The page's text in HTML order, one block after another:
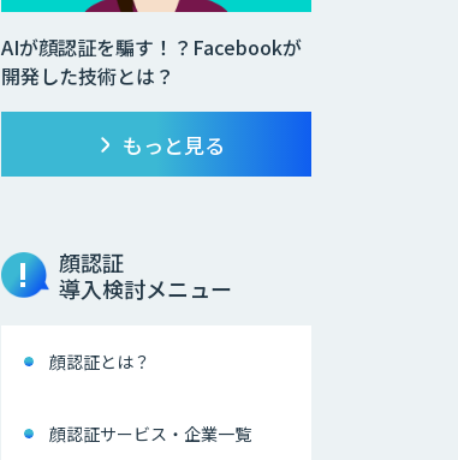
画像AIを用いた顔認証や
人の動きなどの情報や各
種センサーによるIoTデ
ータを簡単に統合活用
Gravio Standard （標準
Gravio Enterprise Base
Edition（標準価格：年
額 800,000円）
Edition Gold（標準価
格：年額 1,200,000円）
Edition Platinum（標準
価格：年額 1,600,000
AIが顔認証を騙す！？Facebookが
開発した技術とは？
もっと見る
顔認証
導入検討メニュー
顔認証とは？
顔認証サービス・企業一覧